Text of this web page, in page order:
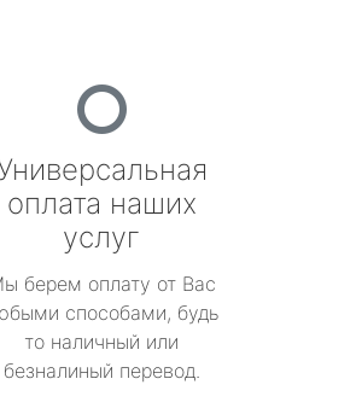
оплата наших
услуг
берем оплату от Вас
способами, будь
то наличный или
безналиный перевод.